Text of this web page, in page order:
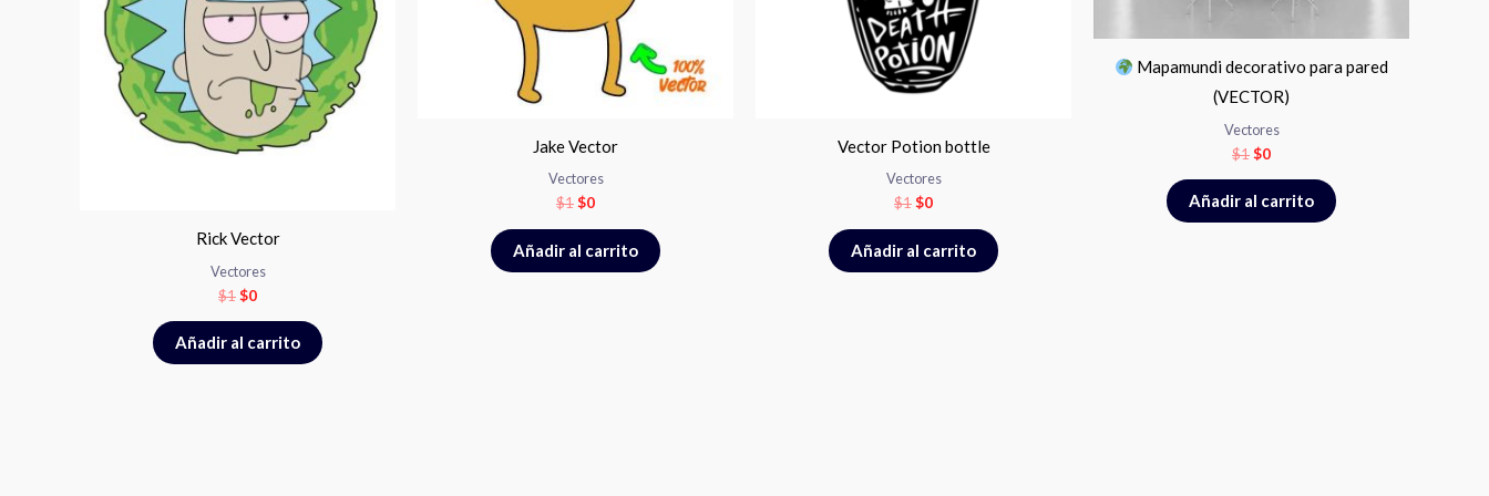
Rick Vector
Vectores
$1$0
Añadir al carrito
Jake Vector
Vectores
$1$0
Añadir al carrito
Vector Potion bottle
Vectores
$1$0
Añadir al carrito
Mapamundi decorativo para pared
(VECTOR)
Vectores
$1$0
Añadir al carrito